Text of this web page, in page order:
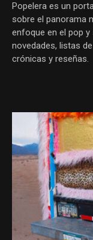
Popelera es un
sobre el panorama
enfoque en el pop
novedades, listas
crónicas y reseñas.